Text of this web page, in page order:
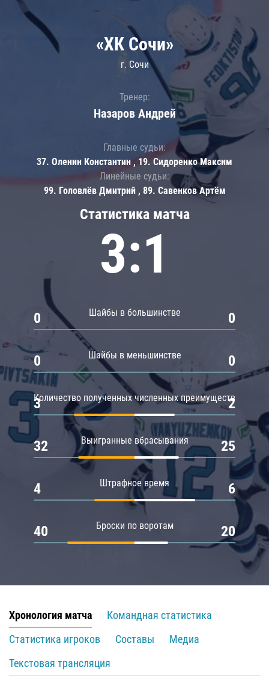
Статистика матча
3:1
Шайбы в большинстве
0 0
Шайбы в меньшинстве
0 0
Количество полученных численных преимуществ
3 2
Выигранные вбрасывания
32 25
Штрафное время
4 6
Броски по воротам
40 20
«ХК Сочи»
г. Сочи
Тренер:
Назаров Андрей
Главные судьи:
37. Оленин Константин , 19. Сидоренко Максим
Линейные судьи:
99. Головлёв Дмитрий , 89. Савенков Артём
Хронология матча
Командная статистика
Статистика игроков
Составы
Медиа
Текстовая трансляция